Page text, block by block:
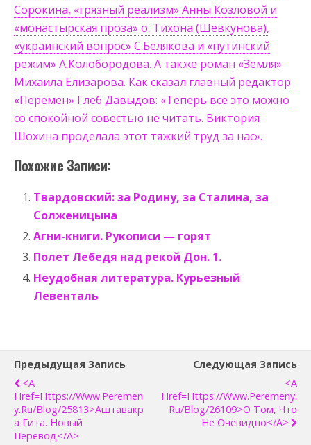
Сорокина, «грязный реализм» Анны Козловой и
«монастырская проза» о. Тихона (Шевкунова),
«украинский вопрос» С.Белякова и «путинский
режим» А.Колобородова. А также роман «Земля»
Михаила Елизарова. Как сказал главный редактор
«Перемен» Глеб Давыдов: «Теперь все это можно
со спокойной совестью не читать. Виктория
Шохина проделала этот тяжкий труд за нас».
Похожие Записи:
Твардовский: за Родину, за Сталина, за
Солженицына
Агни-книги. Рукописи — горят
Полет Лебедя над рекой Дон. 1.
Неудобная литература. Курьезный
Левенталь
Предыдущая Запись
<a
Href=https://www.peremen
Y.ru/blog/25813>Аштавакр
А Гита. Новый
Перевод</a>
Следующая Запись
<a
Href=https://www.peremeny.
Ru/blog/26109>О Том, Что
Не Очевидно</a>